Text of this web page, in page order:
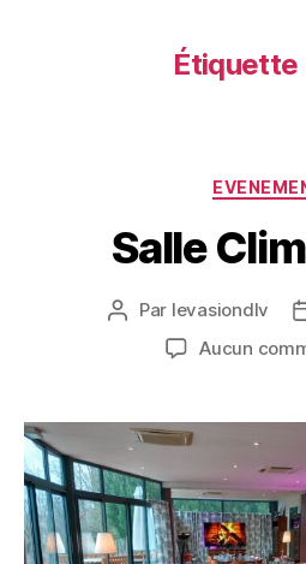
Étiquette
Salle
Par levasiondlv
Aucun